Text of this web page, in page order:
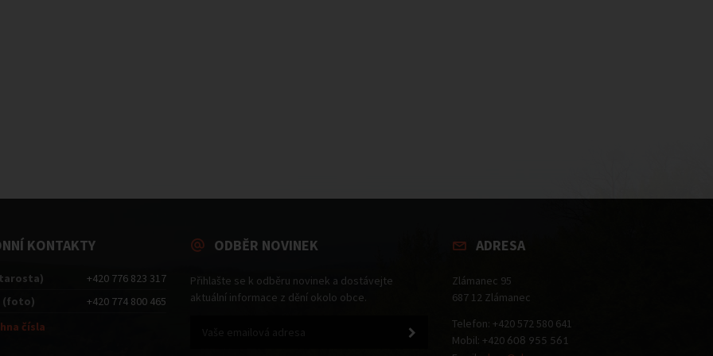
KONTAKTY
+420 776 823 317
(foto)
+420 774 800 465
čísla
ODBĚR NOVINEK
Přihlašte se k odběru novinek a dostávejte
aktuální informace z dění okolo obce.
ADRESA
Zlámanec 95
687 12 Zlámanec
Telefon: +420 572 580 641
Mobil: +420 608 955 561